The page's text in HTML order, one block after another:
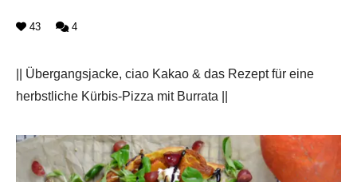
43 4
|| Übergangsjacke, ciao Kakao & das Rezept für eine
herbstliche Kürbis-Pizza mit Burrata ||